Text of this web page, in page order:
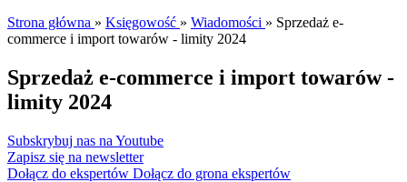
Strona główna » Księgowość » Wiadomości » Sprzedaż e-
commerce i import towarów - limity 2024
Sprzedaż e-commerce i import towarów -
limity 2024
Subskrybuj nas na Youtube
Zapisz się na newsletter
Dołącz do ekspertów Dołącz do grona ekspertów